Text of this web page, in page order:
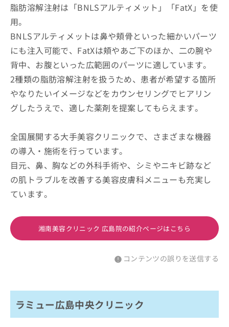
脂肪溶解注射は「BNLSアルティメット」「FatX」を使
用。
BNLSアルティメットは鼻や頬骨といった細かいパーツ
にも注入可能で、FatXは頬やあご下のほか、二の腕や
背中、お腹といった広範囲のパーツに適しています。
2種類の脂肪溶解注射を扱うため、患者が希望する箇所
やなりたいイメージなどをカウンセリングでヒアリン
グしたうえで、適した薬剤を提案してもらえます。
全国展開する大手美容クリニックで、さまざまな機器
の導入・施術を行っています。
目元、鼻、胸などの外科手術や、シミやニキビ跡など
の肌トラブルを改善する美容皮膚科メニューも充実し
ています。
湘南美容クリニック 広島院の紹介ページはこちら
コンテンツの誤りを送信する
ラミュー広島中央クリニック